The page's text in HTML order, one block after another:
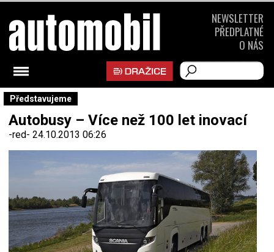
Představujeme
Autobusy – Více než 100 let inovací
-red- 24.10.2013 06:26
NEWSLETTER
PŘEDPLATNÉ
O NÁS